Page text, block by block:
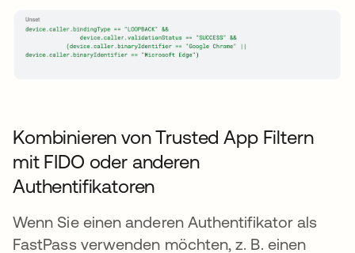
Kombinieren von Trusted App Filtern
mit FIDO oder anderen
Authentifikatoren
Wenn Sie einen anderen Authentifikator als
FastPass verwenden möchten, z. B. einen